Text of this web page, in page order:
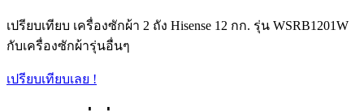
เปรียบเทียบ เครื่องซักผ้า 2 ถัง Hisense 12 กก. รุ่น WSRB1201W
กับเครื่องซักผ้ารุ่นอื่นๆ
เปรียบเทียบเลย !